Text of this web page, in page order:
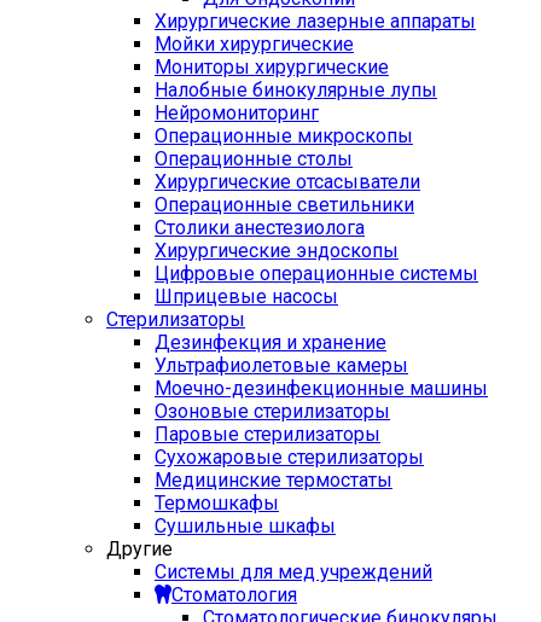
Хирургические лазерные аппараты
Мойки хирургические
Мониторы хирургические
Налобные бинокулярные лупы
Нейромониторинг
Операционные микроскопы
Операционные столы
Хирургические отсасыватели
Операционные светильники
Столики анестезиолога
Хирургические эндоскопы
Цифровые операционные системы
Шприцевые насосы
Стерилизаторы
Дезинфекция и хранение
Ультрафиолетовые камеры
Моечно-дезинфекционные машины
Озоновые стерилизаторы
Паровые стерилизаторы
Сухожаровые стерилизаторы
Медицинские термостаты
Термошкафы
Сушильные шкафы
Другие
Системы для мед учреждений
Стоматология